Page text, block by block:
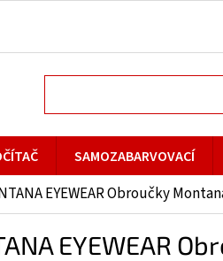
SAMOZABARVOVACÍ
EYEWEAR Obroučky
EYEWEAR